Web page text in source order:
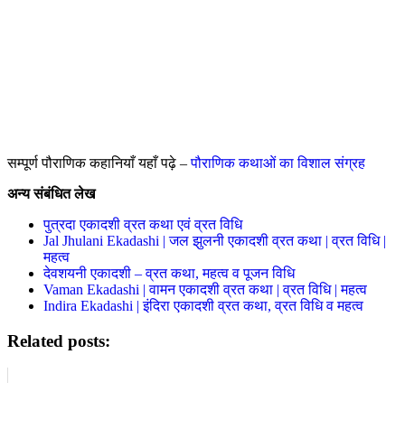
सम्पूर्ण पौराणिक कहानियाँ यहाँ पढ़े –पौराणिक कथाओं का विशाल संग्रह
अन्य संबंधित लेख
पुत्रदा एकादशी व्रत कथा एवं व्रत विधि
Jal Jhulani Ekadashi | जल झुलनी एकादशी व्रत कथा | व्रत विधि |
महत्व
देवशयनी एकादशी – व्रत कथा, महत्व व पूजन विधि
Vaman Ekadashi | वामन एकादशी व्रत कथा | व्रत विधि | महत्व
Indira Ekadashi | इंदिरा एकादशी व्रत कथा, व्रत विधि व महत्व
Related posts: